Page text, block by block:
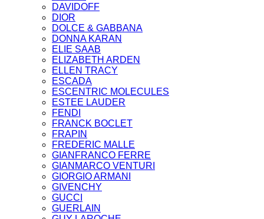
DAVIDOFF
DIOR
DOLCE & GABBANA
DONNA KARAN
ELIE SAAB
ELIZABETH ARDEN
ELLEN TRACY
ESCADA
ESCENTRIC MOLECULES
ESTEE LAUDER
FENDI
FRANCK BOCLET
FRAPIN
FREDERIC MALLE
GIANFRANCO FERRE
GIANMARCO VENTURI
GIORGIO ARMANI
GIVENCHY
GUCCI
GUERLAIN